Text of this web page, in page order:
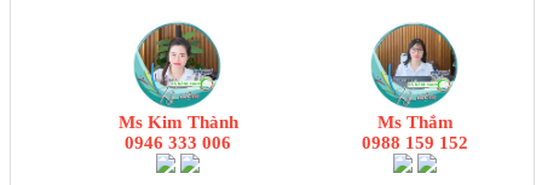
Ms Kim Thành
0946 333 006
Ms Thắm
0988 159 152